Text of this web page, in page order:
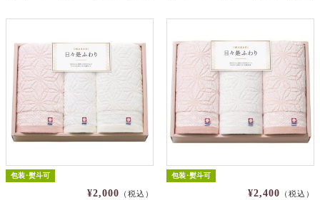
包装･熨斗可
¥2,000 （税込）
包装･熨斗可
¥2,400 （税込）